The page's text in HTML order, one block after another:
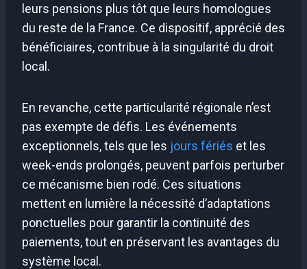
leurs pensions plus tôt que leurs homologues
du reste de la France. Ce dispositif, apprécié des
bénéficiaires, contribue à la singularité du droit
local.
En revanche, cette particularité régionale n’est
pas exempte de défis. Les événements
exceptionnels, tels que les jours fériés et les
week-ends prolongés, peuvent parfois perturber
ce mécanisme bien rodé. Ces situations
mettent en lumière la nécessité d’adaptations
ponctuelles pour garantir la continuité des
paiements, tout en préservant les avantages du
système local.